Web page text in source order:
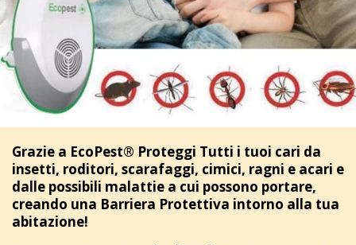
Grazie a EcoPest® Proteggi Tutti i tuoi cari da
insetti, roditori, scarafaggi, cimici, ragni e acari e
dalle possibili malattie a cui possono portare,
creando una Barriera Protettiva intorno alla tua
abitazione!